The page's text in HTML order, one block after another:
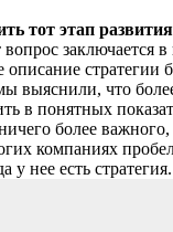
тот этап
вопрос заключается
описание
выяснили, что
в понятных
более
компаниях
у нее есть стратегия.